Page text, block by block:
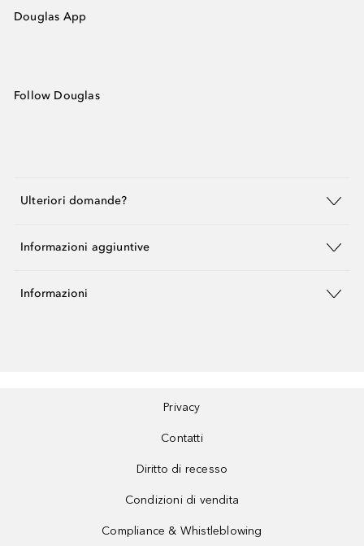
Douglas App
Follow Douglas
Ulteriori domande?
Informazioni aggiuntive
Informazioni
Privacy
Contatti
Diritto di recesso
Condizioni di vendita
Compliance & Whistleblowing